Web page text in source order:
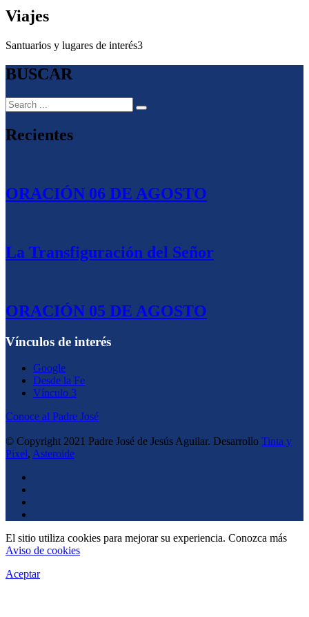
Viajes
Santuarios y lugares de interés3
BUSCAR
Recientes
ORACIÓN 06 DE AGOSTO
La Transfiguración del Señor
ORACIÓN 05 DE AGOSTO
Vínculos de interés
Google
Desde la Fe
Vínculo 3
Conoce al Padre José
© Copyright 2021 Padre José de Jesús Aguilar. Desarrollo Tinta y
Pixel, Asteroide
El sitio utiliza cookies para mejorar su experiencia. Conozca más
Aviso de cookies
Aceptar